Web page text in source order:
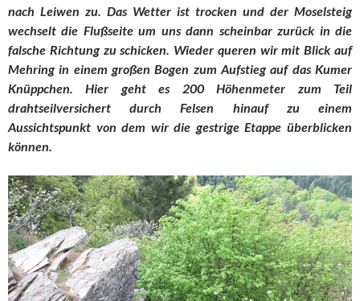
nach Leiwen zu. Das Wetter ist trocken und der Moselsteig
wechselt die Flußseite um uns dann scheinbar zurück in die
falsche Richtung zu schicken. Wieder queren wir mit Blick auf
Mehring in einem großen Bogen zum Aufstieg auf das Kumer
Knüppchen. Hier geht es 200 Höhenmeter zum Teil
drahtseilversichert durch Felsen hinauf zu einem
Aussichtspunkt von dem wir die gestrige Etappe überblicken
können.